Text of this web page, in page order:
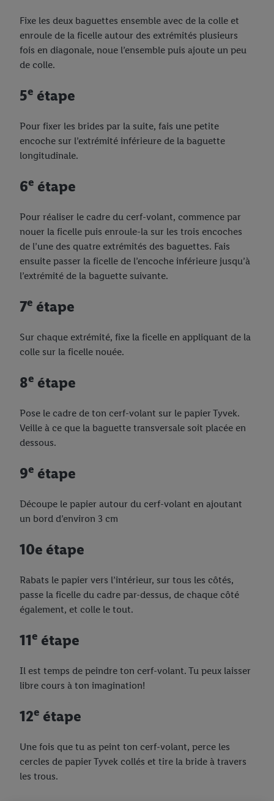
Fixe les deux baguettes ensemble avec de la colle et
enroule de la ficelle autour des extrémités plusieurs
fois en diagonale, noue l’ensemble puis ajoute un peu
de colle.
5e étape
Pour fixer les brides par la suite, fais une petite
encoche sur l’extrémité inférieure de la baguette
longitudinale.
6e étape
Pour réaliser le cadre du cerf-volant, commence par
nouer la ficelle puis enroule-la sur les trois encoches
de l’une des quatre extrémités des baguettes. Fais
ensuite passer la ficelle de l’encoche inférieure jusqu’à
l’extrémité de la baguette suivante.
7e étape
Sur chaque extrémité, fixe la ficelle en appliquant de la
colle sur la ficelle nouée.
8e étape
Pose le cadre de ton cerf-volant sur le papier Tyvek.
Veille à ce que la baguette transversale soit placée en
dessous.
9e étape
Découpe le papier autour du cerf-volant en ajoutant
un bord d’environ 3 cm
10e étape
Rabats le papier vers l’intérieur, sur tous les côtés,
passe la ficelle du cadre par-dessus, de chaque côté
également, et colle le tout.
11e étape
Il est temps de peindre ton cerf-volant. Tu peux laisser
libre cours à ton imagination!
12e étape
Une fois que tu as peint ton cerf-volant, perce les
cercles de papier Tyvek collés et tire la bride à travers
les trous.